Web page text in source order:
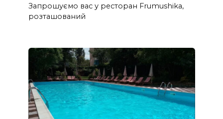
Запрошуємо вас у ресторан Frumushika,
розташований